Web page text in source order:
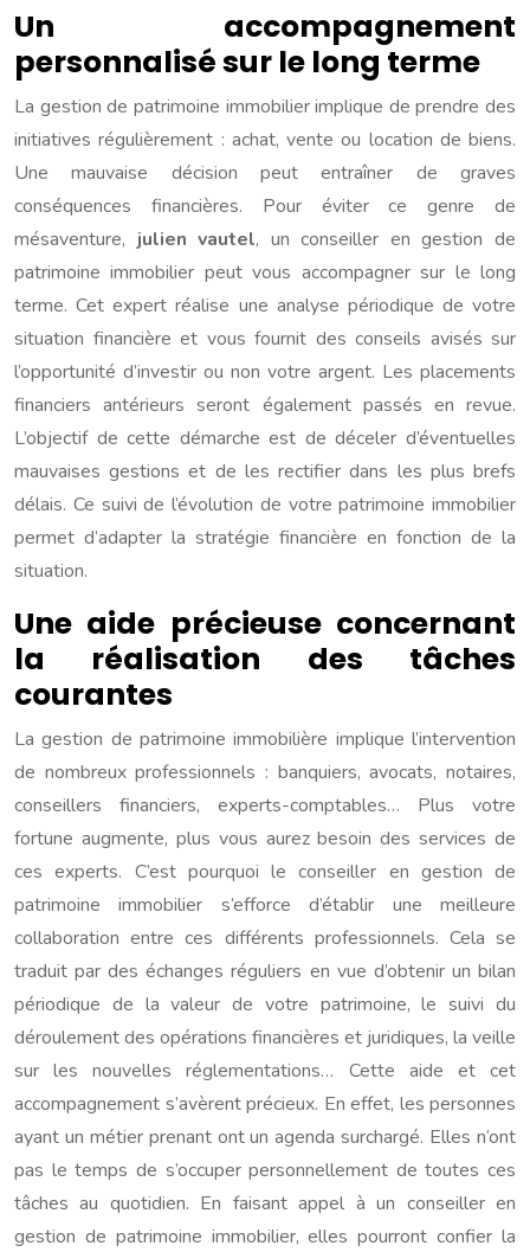
Un accompagnement
personnalisé sur le long terme
La gestion de patrimoine immobilier implique de prendre des
initiatives régulièrement : achat, vente ou location de biens.
Une mauvaise décision peut entraîner de graves
conséquences financières. Pour éviter ce genre de
mésaventure, julien vautel, un conseiller en gestion de
patrimoine immobilier peut vous accompagner sur le long
terme. Cet expert réalise une analyse périodique de votre
situation financière et vous fournit des conseils avisés sur
l’opportunité d’investir ou non votre argent. Les placements
financiers antérieurs seront également passés en revue.
L’objectif de cette démarche est de déceler d’éventuelles
mauvaises gestions et de les rectifier dans les plus brefs
délais. Ce suivi de l’évolution de votre patrimoine immobilier
permet d’adapter la stratégie financière en fonction de la
situation.
Une aide précieuse concernant
la réalisation des tâches
courantes
La gestion de patrimoine immobilière implique l’intervention
de nombreux professionnels : banquiers, avocats, notaires,
conseillers financiers, experts-comptables… Plus votre
fortune augmente, plus vous aurez besoin des services de
ces experts. C’est pourquoi le conseiller en gestion de
patrimoine immobilier s’efforce d’établir une meilleure
collaboration entre ces différents professionnels. Cela se
traduit par des échanges réguliers en vue d’obtenir un bilan
périodique de la valeur de votre patrimoine, le suivi du
déroulement des opérations financières et juridiques, la veille
sur les nouvelles réglementations… Cette aide et cet
accompagnement s’avèrent précieux. En effet, les personnes
ayant un métier prenant ont un agenda surchargé. Elles n’ont
pas le temps de s’occuper personnellement de toutes ces
tâches au quotidien. En faisant appel à un conseiller en
gestion de patrimoine immobilier, elles pourront confier la